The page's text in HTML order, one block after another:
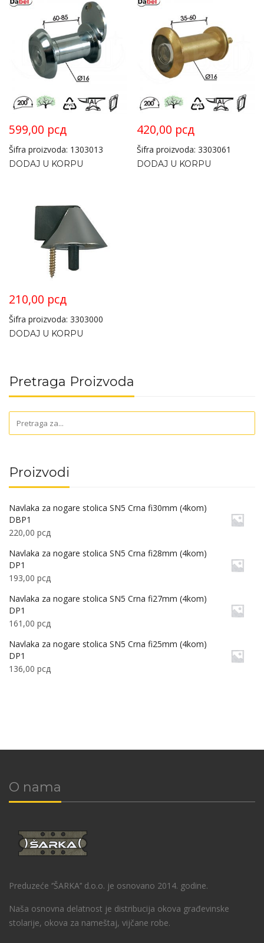
599,00 рсд
Šifra proizvoda: 1303013
DODAJ U KORPU
420,00 рсд
Šifra proizvoda: 3303061
DODAJ U KORPU
210,00 рсд
Šifra proizvoda: 3303000
DODAJ U KORPU
Pretraga Proizvoda
Proizvodi
Navlaka za nogare stolica SN5 Crna fi30mm (4kom)
DBP1
220,00 рсд
Navlaka za nogare stolica SN5 Crna fi28mm (4kom)
DP1
193,00 рсд
Navlaka za nogare stolica SN5 Crna fi27mm (4kom)
DP1
161,00 рсд
Navlaka za nogare stolica SN5 Crna fi25mm (4kom)
DP1
136,00 рсд
O nama
Preduzeće ‘’ŠARKA’’ d.o.o. je osnovano 2014. godine.
Naša osnovna delatnost je distribucija okova građevinske
stolarije, okova za nameštaj, vijčane robe.